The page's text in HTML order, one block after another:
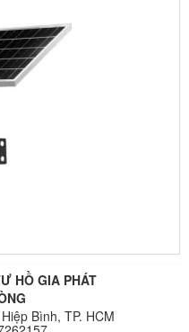
HỒ GIA PHÁT
Bình, TP. HCM